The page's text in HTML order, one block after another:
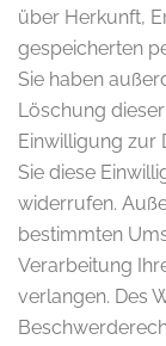
über Herkunft,
gespeicherten
Sie haben
Löschung
Einwilligung zur
Sie diese
widerrufen.
bestimmten
Verarbeitung
verlangen. Des